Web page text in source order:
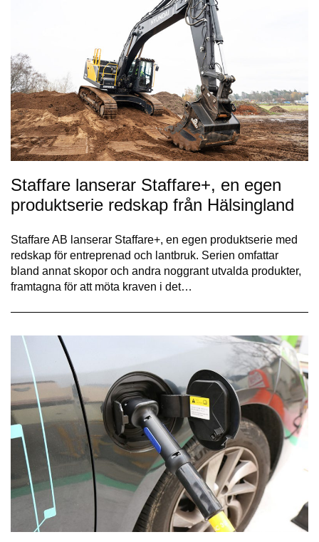
Staffare lanserar Staffare+, en egen
produktserie redskap från Hälsingland
Staffare AB lanserar Staffare+, en egen produktserie med
redskap för entreprenad och lantbruk. Serien omfattar
bland annat skopor och andra noggrant utvalda produkter,
framtagna för att möta kraven i det…